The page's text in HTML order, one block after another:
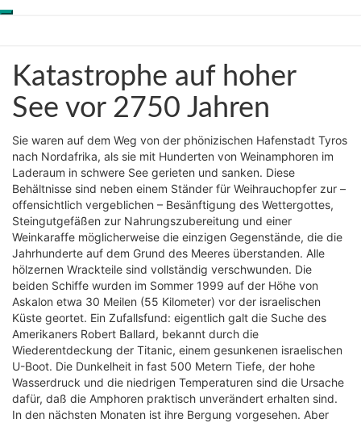
Toggle
Wissenschaft aus
Schöpfungsperspektive
Katastrophe
auf
hoher
See
vor
2750
Jahren
Katastrophe auf hoher
See vor 2750 Jahren
Sie waren auf dem Weg von der phönizischen Hafenstadt Tyros
nach Nordafrika, als sie mit Hunderten von Weinamphoren im
Laderaum in schwere See gerieten und sanken. Diese
Behältnisse sind neben einem Ständer für Weihrauchopfer zur –
offensichtlich vergeblichen – Besänftigung des Wettergottes,
Steingutgefäßen zur Nahrungszubereitung und einer
Weinkaraffe möglicherweise die einzigen Gegenstände, die die
Jahrhunderte auf dem Grund des Meeres überstanden. Alle
hölzernen Wrackteile sind vollständig verschwunden. Die
beiden Schiffe wurden im Sommer 1999 auf der Höhe von
Askalon etwa 30 Meilen (55 Kilometer) vor der israelischen
Küste geortet. Ein Zufallsfund: eigentlich galt die Suche des
Amerikaners Robert Ballard, bekannt durch die
Wiederentdeckung der Titanic, einem gesunkenen israelischen
U-Boot. Die Dunkelheit in fast 500 Metern Tiefe, der hohe
Wasserdruck und die niedrigen Temperaturen sind die Ursache
dafür, daß die Amphoren praktisch unverändert erhalten sind.
In den nächsten Monaten ist ihre Bergung vorgesehen. Aber